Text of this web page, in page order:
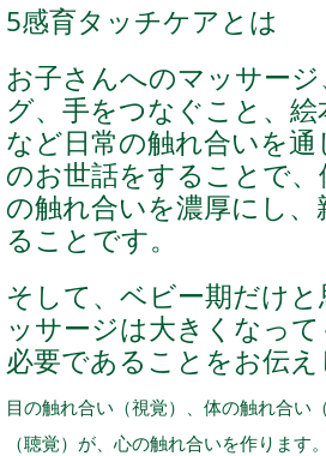
5感育タッチケアとは
お子さんへのマッサー
グ、手をつなぐこと、
など日常の触れ合いを
のお世話をすることで
の触れ合いを濃厚にし、
ることです。
そして、ベビー期だけ
ッサージは大きくなって
必要であることをお伝え
目の触れ合い（視覚）、体の触れ合い
（聴覚）が、心の触れ合いを作ります